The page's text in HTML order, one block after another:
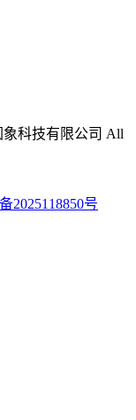
象科技有限公司 All
2025118850号